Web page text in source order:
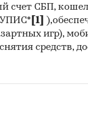
В
целом,
В
счет СБП,
[1]
игр),
средств,